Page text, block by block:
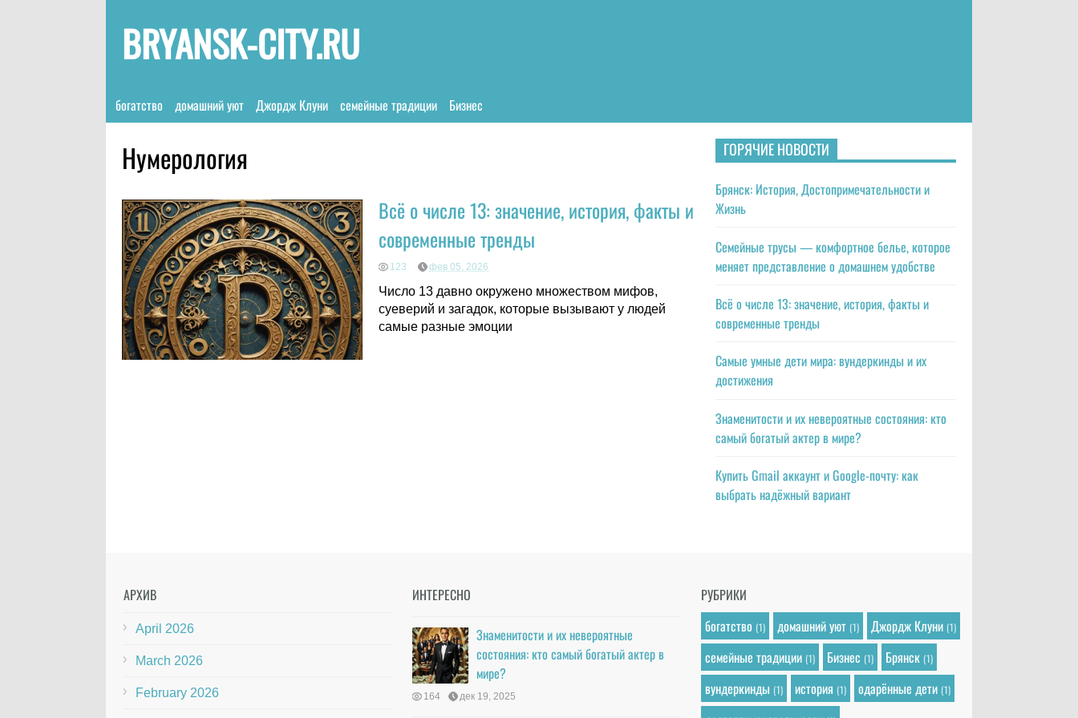
BRYANSK-CITY.RU
богатство домашний уют Джордж Клуни семейные традиции Бизнес
Нумерология
Всё о числе 13: значение, история, факты и
современные тренды
123 фев 05, 2026
Число 13 давно окружено множеством мифов,
суеверий и загадок, которые вызывают у людей
самые разные эмоции
ГОРЯЧИЕ НОВОСТИ
Брянск: История, Достопримечательности и
Жизнь
Семейные трусы — комфортное белье, которое
меняет представление о домашнем удобстве
Всё о числе 13: значение, история, факты и
современные тренды
Самые умные дети мира: вундеркинды и их
достижения
Знаменитости и их невероятные состояния: кто
самый богатый актер в мире?
Купить Gmail аккаунт и Google-почту: как
выбрать надёжный вариант
АРХИВ
April 2026
March 2026
February 2026
ИНТЕРЕСНО
Знаменитости и их невероятные
состояния: кто самый богатый актер в
мире?
164 дек 19, 2025
РУБРИКИ
богатство (1) домашний уют (1) Джордж Клуни (1)
семейные традиции (1) Бизнес (1) Брянск (1)
вундеркинды (1) история (1) одарённые дети (1)